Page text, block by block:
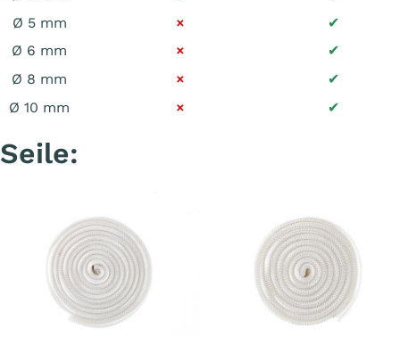
Ø 5 mm
×
✔
Ø 6 mm
×
✔
Ø 8 mm
×
✔
Ø 10 mm
× ✔
Seile: